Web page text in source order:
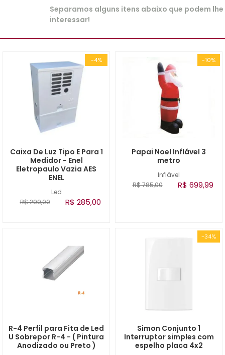
Separamos alguns itens abaixo que podem lhe
interessar!
-4%
Led
Caixa De Luz Tipo E Para 1
Medidor - Enel
Eletropaulo Vazia AES
ENEL
R$ 299,00 R$ 285,00
-10%
Inflável
Papai Noel Inflável 3
metro
R$ 785,00 R$ 699,99
R-4 Perfil para Fita de Led
U Sobrepor R-4 - ( Pintura
Anodizado ou Preto )
-34%
Simon Conjunto 1
Interruptor simples com
espelho placa 4x2